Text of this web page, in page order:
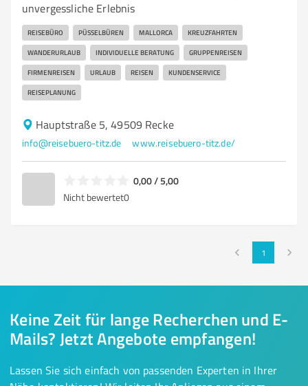
unvergessliche Erlebnis
REISEBÜRO PÜSSELBÜREN MALLORCA KREUZFAHRTEN
WANDERURLAUB INDIVIDUELLE BERATUNG GRUPPENREISEN
FIRMENREISEN URLAUB REISEN KUNDENSERVICE
REISEPLANUNG
Hauptstraße 5, 49509 Recke
info@reisebuero-titz.de www.reisebuero-titz.de/
0,00 / 5,00
Nicht bewertet0
1
Keine Zeit für lange Recherchen und E-
Mails? Jetzt Angebote empfangen!
Lassen Sie sich einfach von passenden Experten in Ihrer